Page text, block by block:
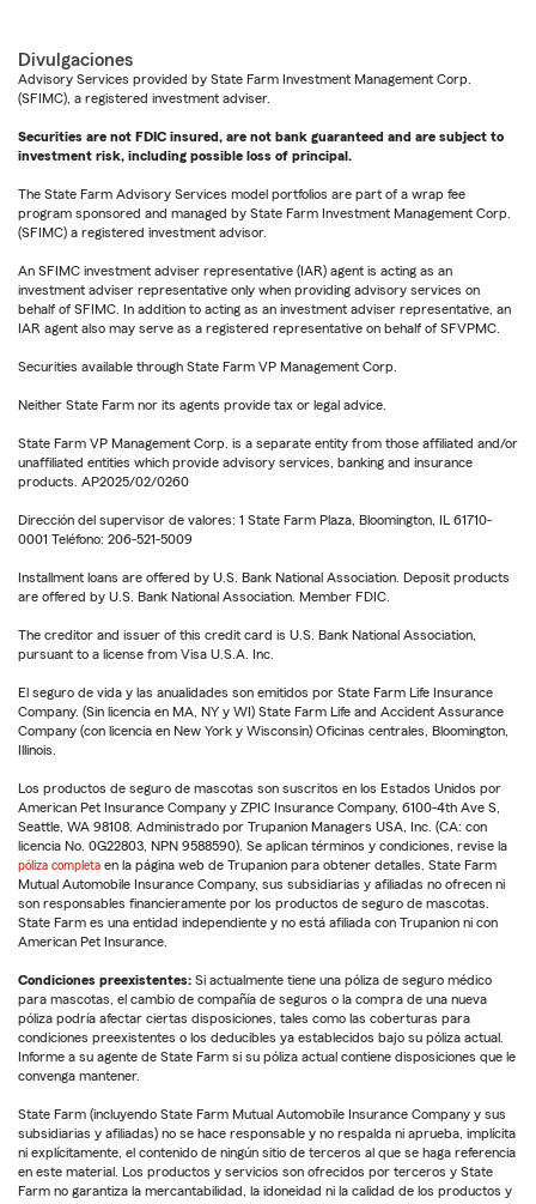
Divulgaciones
Advisory Services provided by State Farm Investment Management Corp.
(SFIMC), a registered investment adviser.
Securities are not FDIC insured, are not bank guaranteed and are subject to
investment risk, including possible loss of principal.
The State Farm Advisory Services model portfolios are part of a wrap fee
program sponsored and managed by State Farm Investment Management Corp.
(SFIMC) a registered investment advisor.
An SFIMC investment adviser representative (IAR) agent is acting as an
investment adviser representative only when providing advisory services on
behalf of SFIMC. In addition to acting as an investment adviser representative, an
IAR agent also may serve as a registered representative on behalf of SFVPMC.
Securities available through State Farm VP Management Corp.
Neither State Farm nor its agents provide tax or legal advice.
State Farm VP Management Corp. is a separate entity from those affiliated and/or
unaffiliated entities which provide advisory services, banking and insurance
products. AP2025/02/0260
Dirección del supervisor de valores: 1 State Farm Plaza, Bloomington, IL 61710-
0001 Teléfono: 206-521-5009
Installment loans are offered by U.S. Bank National Association. Deposit products
are offered by U.S. Bank National Association. Member FDIC.
The creditor and issuer of this credit card is U.S. Bank National Association,
pursuant to a license from Visa U.S.A. Inc.
El seguro de vida y las anualidades son emitidos por State Farm Life Insurance
Company. (Sin licencia en MA, NY y WI) State Farm Life and Accident Assurance
Company (con licencia en New York y Wisconsin) Oficinas centrales, Bloomington,
Illinois.
Los productos de seguro de mascotas son suscritos en los Estados Unidos por
American Pet Insurance Company y ZPIC Insurance Company, 6100-4th Ave S,
Seattle, WA 98108. Administrado por Trupanion Managers USA, Inc. (CA: con
licencia No. 0G22803, NPN 9588590). Se aplican términos y condiciones, revise la
póliza completa en la página web de Trupanion para obtener detalles. State Farm
Mutual Automobile Insurance Company, sus subsidiarias y afiliadas no ofrecen ni
son responsables financieramente por los productos de seguro de mascotas.
State Farm es una entidad independiente y no está afiliada con Trupanion ni con
American Pet Insurance.
Condiciones preexistentes: Si actualmente tiene una póliza de seguro médico
para mascotas, el cambio de compañía de seguros o la compra de una nueva
póliza podría afectar ciertas disposiciones, tales como las coberturas para
condiciones preexistentes o los deducibles ya establecidos bajo su póliza actual.
Informe a su agente de State Farm si su póliza actual contiene disposiciones que le
convenga mantener.
State Farm (incluyendo State Farm Mutual Automobile Insurance Company y sus
subsidiarias y afiliadas) no se hace responsable y no respalda ni aprueba, implícita
ni explícitamente, el contenido de ningún sitio de terceros al que se haga referencia
en este material. Los productos y servicios son ofrecidos por terceros y State
Farm no garantiza la mercantabilidad, la idoneidad ni la calidad de los productos y